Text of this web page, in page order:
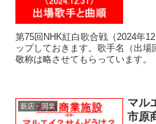
第75回NHK紅白歌合戦（2024年
ップしておきます。歌手名（出
敬称は略させてもらっています。
新店・開業
マル
市原